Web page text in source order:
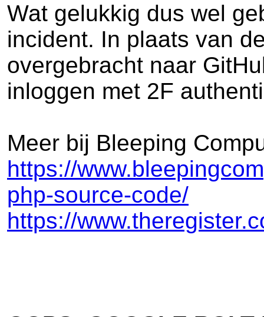
Wat gelukkig dus wel
incident. In plaats van
overgebracht naar
inloggen met 2F
Meer bij Bleeping
https://
php-source-code/
https://